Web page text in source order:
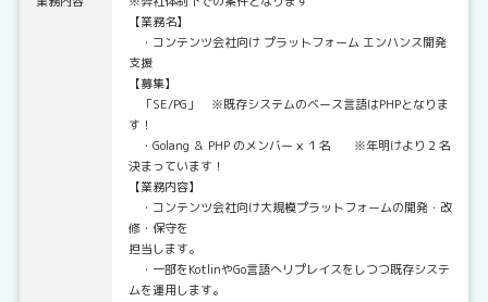
【業務名】
・コンテンツ会社向け プラットフォーム エンハンス開発
支援
【募集】
「SE/PG」 ※既存システムのベース言語はPHPとなりま
す！
・Golang ＆ PHP のメンバー × １名 ※年明けより２名
決まっています！
【業務内容】
・コンテンツ会社向け大規模プラットフォームの開発・改
修・保守を
担当します。
・一部をKotlinやGo言語へリプレイスをしつつ既存システ
ムを運用します。